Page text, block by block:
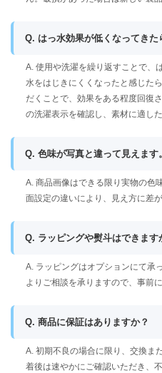
Q. はっ水効果が低くなってきた
A. 使用や洗濯を繰り返すことで、
水をはじきにくくなったと感じた
だくことで、効果をある程度回復
の洗濯表示を確認し、素材に適し
Q. 色味が写真と違って見えます。
A. 商品画像はできる限り実物の色
面設定の違いにより、見え方に差
Q. ラッピングや熨斗はできます
A. ラッピングはオプションにて承
よりご相談を承りますので、事前
Q. 商品に保証はありますか？
A. 初期不良の場合に限り、交換ま
着後は速やかにご確認いただき、